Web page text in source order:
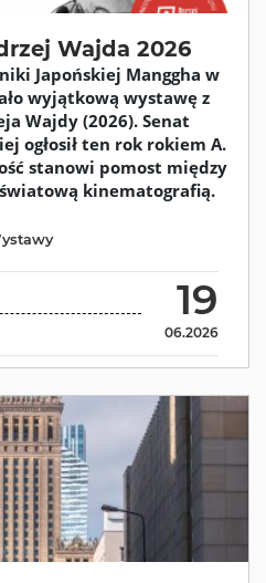
Wajda 2026
Japońskiej Manggha w
wyjątkową wystawę z
Wajdy (2026). Senat
ogłosił ten rok rokiem A.
stanowi pomost między
światową kinematografią.
19
06.2026